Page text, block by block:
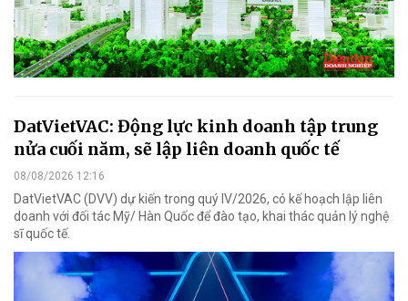
DatVietVAC: Động lực kinh doanh tập trung
nửa cuối năm, sẽ lập liên doanh quốc tế
08/08/2026 12:16
DatVietVAC (DVV) dự kiến trong quý IV/2026, có kế hoạch lập liên
doanh với đối tác Mỹ/ Hàn Quốc để đào tạo, khai thác quản lý nghệ
sĩ quốc tế.